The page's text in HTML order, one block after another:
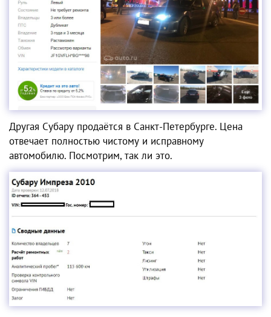
Другая Cубару продаётся в Санкт-Петербурге. Цена
отвечает полностью чистому и исправному
автомобилю. Посмотрим, так ли это.